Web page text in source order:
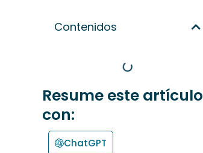
Contenidos
Resume este artículo
con:
ChatGPT